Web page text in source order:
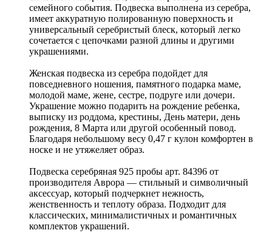
семейного события. Подвеска выполнена из серебра,
имеет аккуратную полированную поверхность и
универсальный серебристый блеск, который легко
сочетается с цепочками разной длины и другими
украшениями.
Женская подвеска из серебра подойдет для
повседневного ношения, памятного подарка маме,
молодой маме, жене, сестре, подруге или дочери.
Украшение можно подарить на рождение ребенка,
выписку из роддома, крестины, День матери, день
рождения, 8 Марта или другой особенный повод.
Благодаря небольшому весу 0,47 г кулон комфортен в
носке и не утяжеляет образ.
Подвеска серебряная 925 пробы арт. 84396 от
производителя Аврора — стильный и символичный
аксессуар, который подчеркнет нежность,
женственность и теплоту образа. Подходит для
классических, минималистичных и романтичных
комплектов украшений.